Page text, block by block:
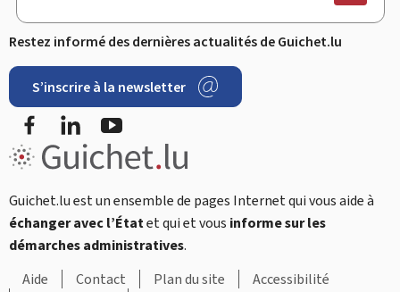
Restez informé des dernières actualités de Guichet.lu
S’inscrire à la newsletter
FacebookLinkedIn
Guichet.lu est un ensemble de pages Internet qui vous aide à
échanger avec l’Étatet qui et vous informe sur les
démarches administratives.
Aide
Contact Plan du site
Accessibilité